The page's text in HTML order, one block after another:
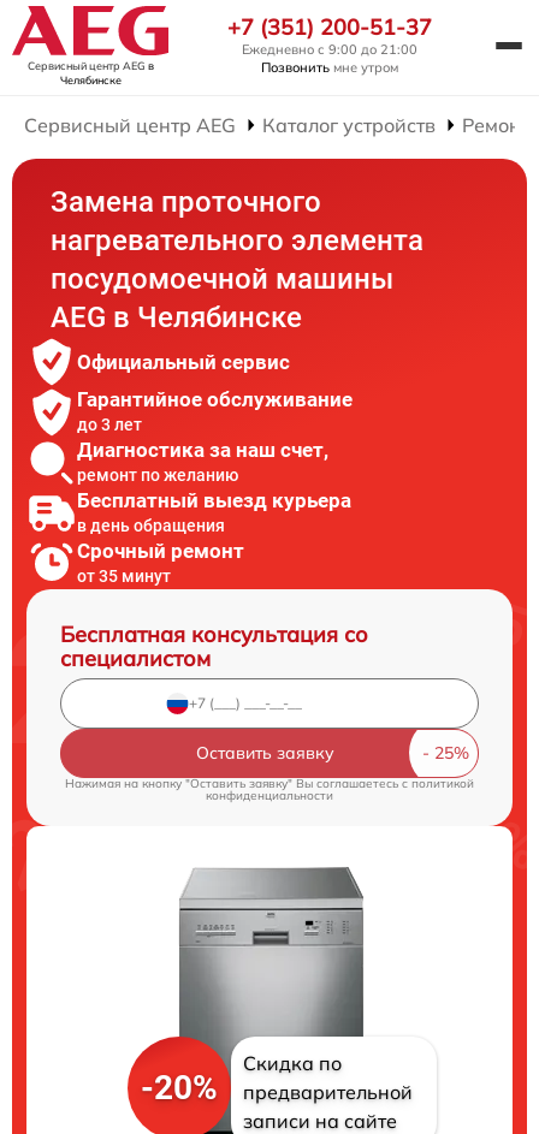
Сервисный центр AEG в
Челябинске
+7 (351) 200-51-37
Ежедневно с 9:00 до 21:00
Позвонить мне утром
Сервисный центр AEG Каталог устройств Ремонт
Замена проточного
нагревательного элемента
посудомоечной машины
AEG в Челябинске
Официальный сервис
Гарантийное обслуживание
до 3 лет
Диагностика за наш счет,
ремонт по желанию
Бесплатный выезд курьера
в день обращения
Срочный ремонт
от 35 минут
Бесплатная консультация со
специалистом
Оставить заявку
Нажимая на кнопку "Оставить заявку" Вы соглашаетесь cполитикой
конфиденциальности
-20%
Скидка по
предварительной
записи на сайте